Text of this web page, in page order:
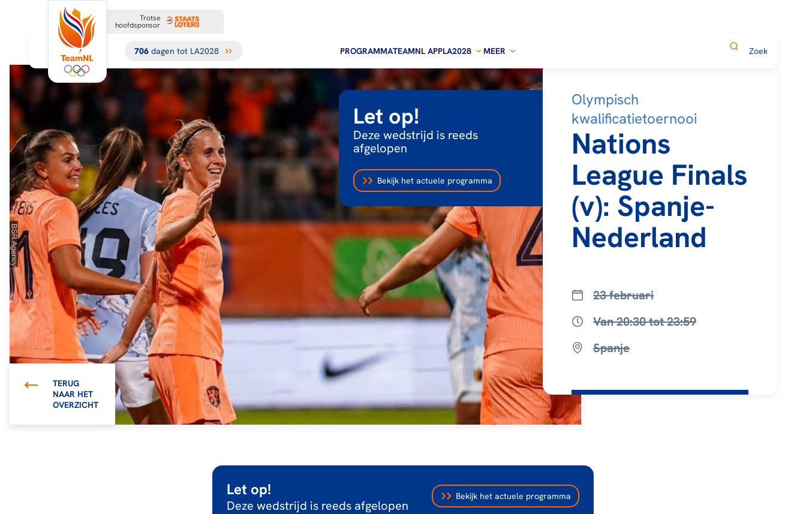
Trotse
hoofdsponsor
706 dagen tot LA2028 PROGRAMMATEAMNL APPLA2028 MEER
TERUG
NAAR HET
OVERZICHT
Let op!
Deze wedstrijd is reeds
afgelopen
Bekijk het actuele programma
Olympisch
kwalificatietoernooi
Nations
League Finals
(v): Spanje-
Nederland
23 februari
Van 20:30 tot 23:59
Spanje
Let op!
Deze wedstrijd is reeds afgelopen
Bekijk het actuele programma